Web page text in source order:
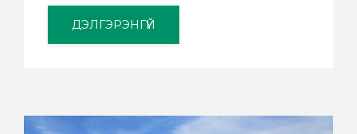
ДЭЛГЭРЭНГҮЙ